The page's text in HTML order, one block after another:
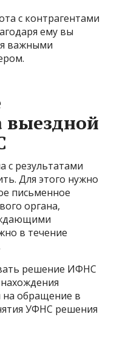
с контрагентами
ему вы
важными
выездной
с результатами
Для этого нужно
письменное
органа,
в течение
решение ИФНС
на обращение в
УФНС решения